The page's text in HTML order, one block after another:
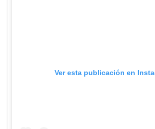
Ver esta publicación en